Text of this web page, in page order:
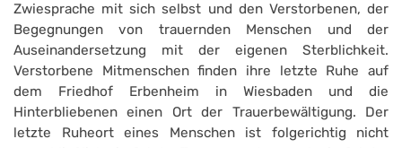
Zwiesprache mit sich selbst und den Verstorbenen, der
Begegnungen von trauernden Menschen und der
Auseinandersetzung mit der eigenen Sterblichkeit.
Verstorbene Mitmenschen finden ihre letzte Ruhe auf
dem Friedhof Erbenheim in Wiesbaden und die
Hinterbliebenen einen Ort der Trauerbewältigung. Der
letzte Ruheort eines Menschen ist folgerichtig nicht